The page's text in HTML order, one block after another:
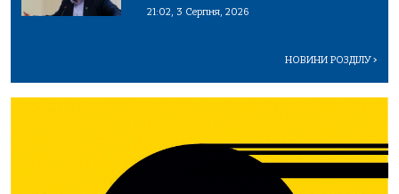
21:02, 3 Серпня, 2026
НОВИНИ РОЗДІЛУ>